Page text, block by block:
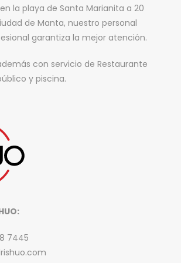
la playa de Santa Marianita a 20
de Manta, nuestro personal
garantiza la mejor atención.
con servicio de Restaurante
y piscina.
7445